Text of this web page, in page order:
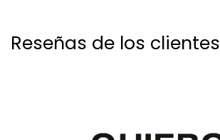
Reseñas de los clientes